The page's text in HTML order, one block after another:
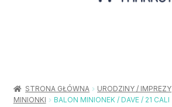
Urodziny / Imprezy
STRONA GŁÓWNA URODZINY / IMPREZY
MINIONKI
BALON MINIONEK / DAVE / 21 CALI